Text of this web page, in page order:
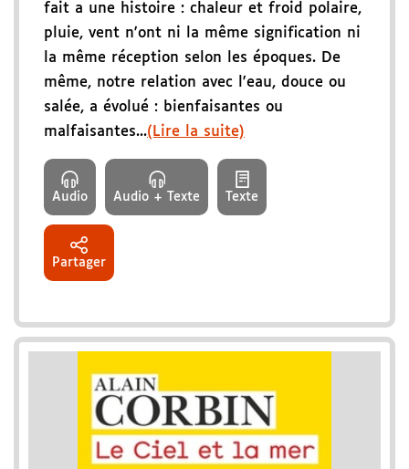
fait a une histoire : chaleur et froid polaire,
pluie, vent n'ont ni la même signification ni
la même réception selon les époques. De
même, notre relation avec l'eau, douce ou
salée, a évolué : bienfaisantes ou
malfaisantes...(Lire la suite)
Audio Audio + Texte Texte
Partager